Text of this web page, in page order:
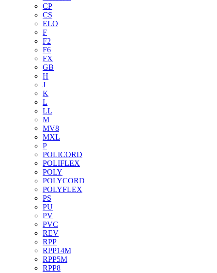
CP
CS
ELO
F
F2
F6
FX
GB
H
J
K
L
LL
M
MV8
MXL
P
POLICORD
POLIFLEX
POLY
POLYCORD
POLYFLEX
PS
PU
PV
PVC
REV
RPP
RPP14M
RPP5M
RPP8